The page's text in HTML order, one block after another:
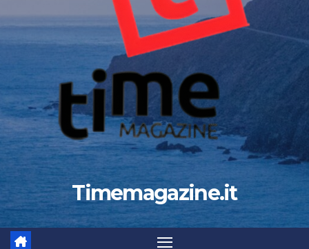
Timemagazine.it